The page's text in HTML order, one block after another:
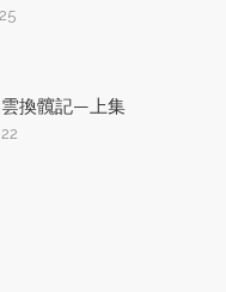
雲換髖記—上集